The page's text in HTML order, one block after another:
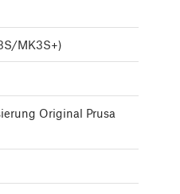
MK3S+)
Original Prusa